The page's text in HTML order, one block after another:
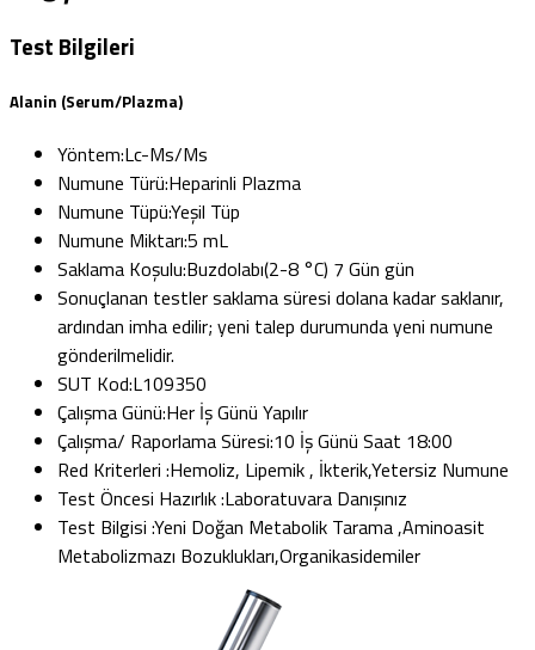
Test Bilgileri
Alanin (Serum/Plazma)
Yöntem:Lc-Ms/Ms
Numune Türü:Heparinli Plazma
Numune Tüpü:Yeşil Tüp
Numune Miktarı:5 mL
Saklama Koşulu:Buzdolabı(2-8 °C) 7 Gün gün
Sonuçlanan testler saklama süresi dolana kadar saklanır,
ardından imha edilir; yeni talep durumunda yeni numune
gönderilmelidir.
SUT Kod:L109350
Çalışma Günü:Her İş Günü Yapılır
Çalışma/ Raporlama Süresi:10 İş Günü Saat 18:00
Red Kriterleri :Hemoliz, Lipemik , İkterik,Yetersiz Numune
Test Öncesi Hazırlık :Laboratuvara Danışınız
Test Bilgisi :Yeni Doğan Metabolik Tarama ,Aminoasit
Metabolizmazı Bozuklukları,Organikasidemiler